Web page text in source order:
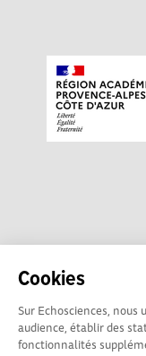
Cookies
Sur Echosciences,
audience, établir des
fonctionnalités
Echosciences Sud
académique pour la
Alpes-Côte d'Azur.